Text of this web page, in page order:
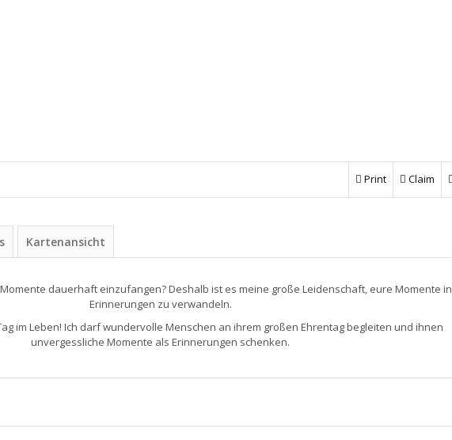
Claim
Print
Kartenansicht
dauerhaft einzufangen? Deshalb ist es meine große Leidenschaft, eure Momente in
Erinnerungen zu verwandeln.
im Leben! Ich darf wundervolle Menschen an ihrem großen Ehrentag begleiten und ihnen
unvergessliche Momente als Erinnerungen schenken.